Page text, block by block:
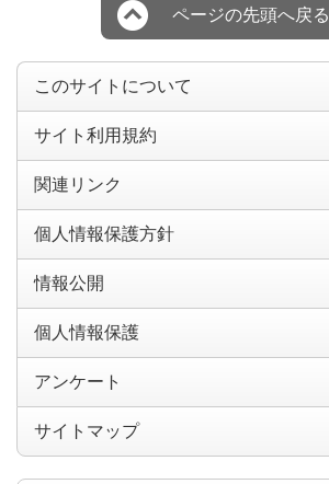
ページの先頭へ戻る
このサイトについて
サイト利用規約
関連リンク
個人情報保護方針
情報公開
個人情報保護
アンケート
サイトマップ